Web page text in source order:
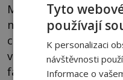
Možná se za tímto
nového, dosud
chápání vesmíru.
ve výzkumu s
fakty, nikoli
Tyto
používají
K personalizaci
návštěvnosti
Informace o